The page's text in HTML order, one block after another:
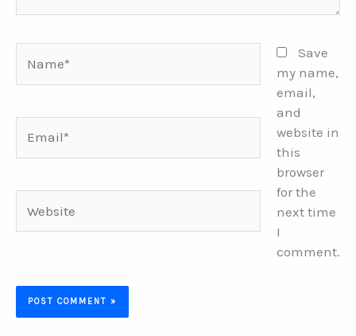
Save
my name,
email,
and
website in
this
browser
for the
next time
I
comment.